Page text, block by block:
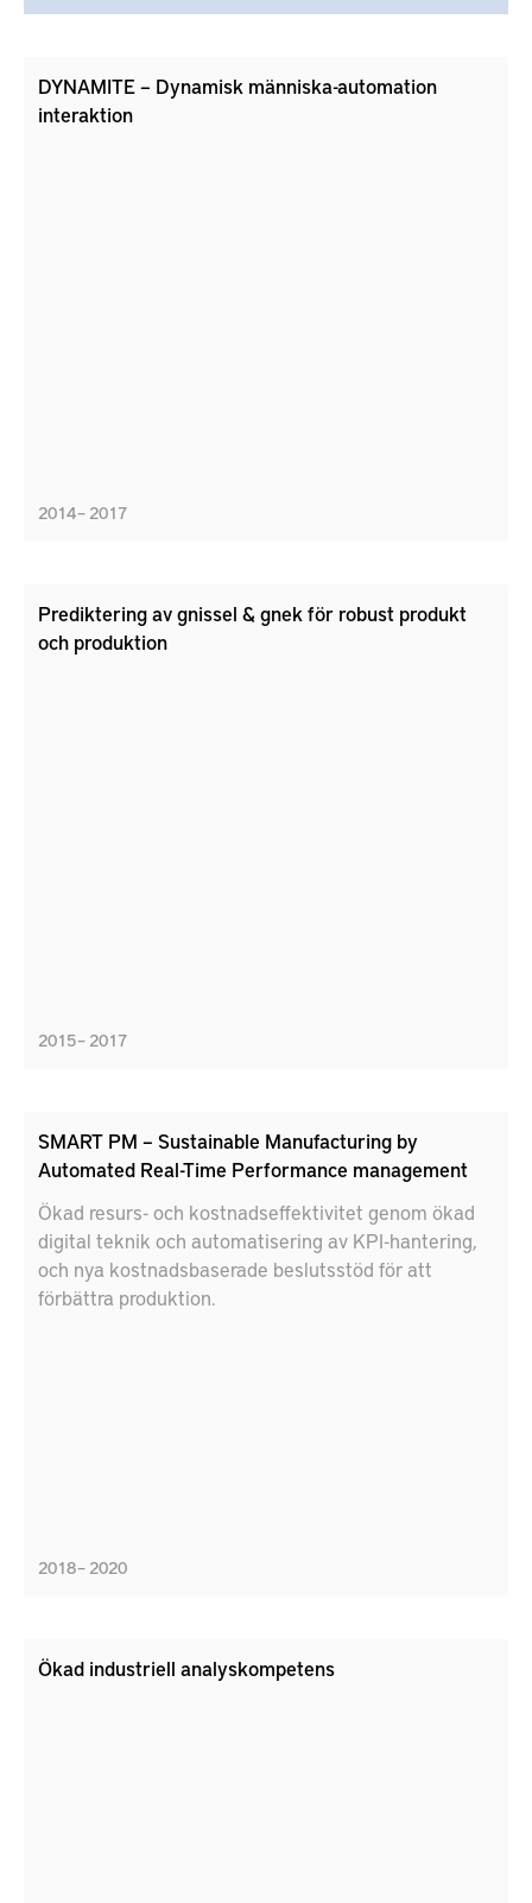
DYNAMITE – Dynamisk människa-automation
interaktion
2014 – 2017
Prediktering av gnissel & gnek för robust produkt
och produktion
2015 – 2017
SMART PM – Sustainable Manufacturing by
Automated Real-Time Performance management
Ökad resurs- och kostnadseffektivitet genom ökad
digital teknik och automatisering av KPI-hantering,
och nya kostnadsbaserade beslutsstöd för att
förbättra produktion.
2018 – 2020
Ökad industriell analyskompetens